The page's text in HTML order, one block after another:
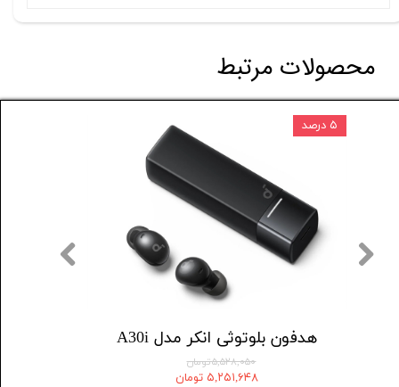
محصولات مرتبط
هدفون بلوتوثی انکر مدل A30i
۵,۵۲۸,۰۵۰ تومان
۵,۲۵۱,۶۴۸ تومان
۵ درصد